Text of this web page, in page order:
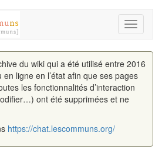
Toggle
du wiki qui a été utilisé entre 2016
ligne en l’état afin que ses pages
les fonctionnalités d’interaction
ont été supprimées et ne
https://chat.lescommuns.org/